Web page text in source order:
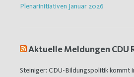
Plenarinitiativen Januar 2026
Aktuelle Meldungen CDU
Steiniger: CDU-Bildungspolitik kommt